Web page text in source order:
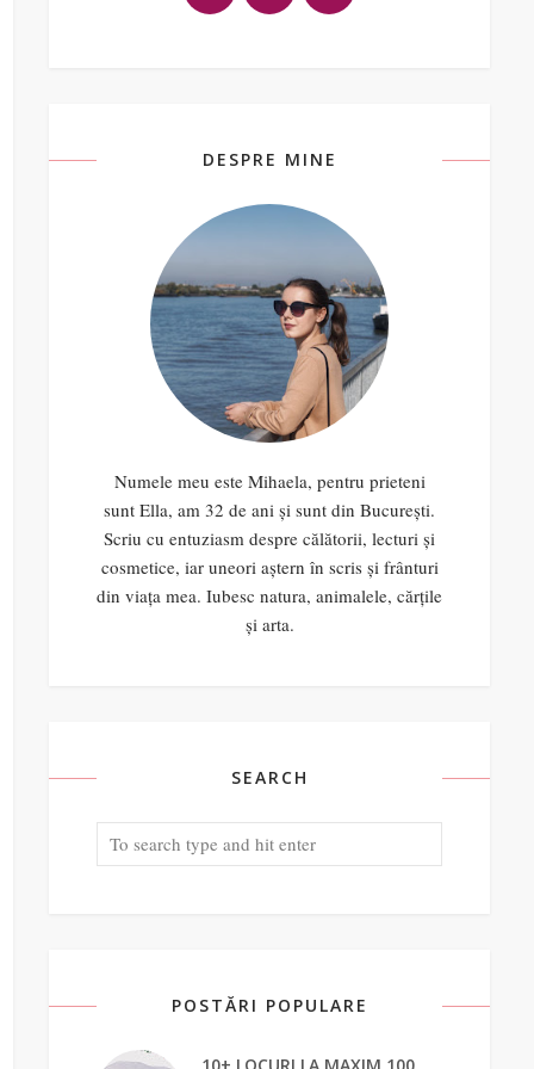
DESPRE MINE
Numele meu este Mihaela, pentru prieteni
sunt Ella, am 32 de ani și sunt din București.
Scriu cu entuziasm despre călătorii, lecturi și
cosmetice, iar uneori aștern în scris și frânturi
din viața mea. Iubesc natura, animalele, cărțile
și arta.
SEARCH
POSTĂRI POPULARE